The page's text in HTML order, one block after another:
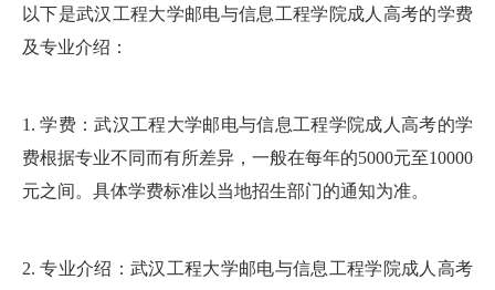
以下是武汉工程大学邮电与信息工程学院成人高考的学费
及专业介绍：
1. 学费：武汉工程大学邮电与信息工程学院成人高考的学
费根据专业不同而有所差异，一般在每年的5000元至10000
元之间。具体学费标准以当地招生部门的通知为准。
2. 专业介绍：武汉工程大学邮电与信息工程学院成人高考